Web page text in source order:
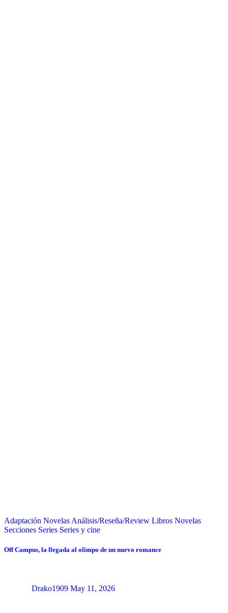
Adaptación Novelas Análisis/Reseña/Review Libros Novelas
Secciones Series Series y cine
Off Campus, la llegada al olimpo de un nuevo romance
Drako1909 May 11, 2026